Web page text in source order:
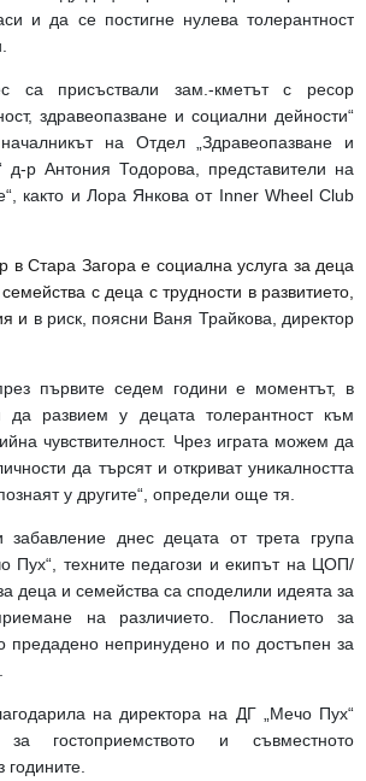
и да се постигне нулева толерантност
са присъствали зам.-кметът с ресор
здравеопазване и социални дейности“
на Отдел „Здравеопазване и
д-р Антония Тодорова, представители на
както и Лора Янкова от Inner Wheel Club
в Стара Загора е социална услуга за деца
с деца с трудности в развитието,
и в риск, поясни Ваня Трайкова, директор
първите седем години е моментът, в
да развием у децата толерантност към
чувствителност. Чрез играта можем да
да търсят и откриват уникалността
у другите“, определи още тя.
днес децата от трета група
Пух“, техните педагози и екипът на ЦОП/
деца и семейства са споделили идеята за
на различието. Посланието за
предадено непринудено и по достъпен за
на директора на ДГ „Мечо Пух“
гостоприемството и съвместното
годините.